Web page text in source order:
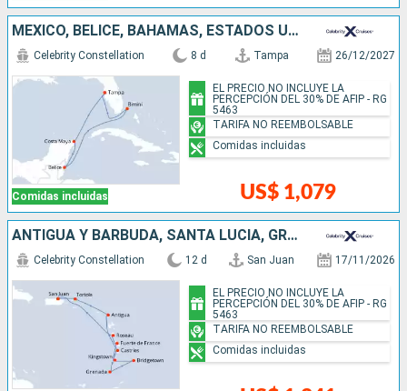
MÉXICO, BELICE, BAHAMAS, ESTADOS UNIDOS
Comidas incluidas
Celebrity Constellation 8 d Tampa 26/12/2027
US$ 1,079
EL PRECIO NO INCLUYE LA
PERCEPCIÓN DEL 30% DE AFIP - RG
5463
TARIFA NO REEMBOLSABLE
Comidas incluidas
ANTIGUA Y BARBUDA, SANTA LUCIA, GRENADA, BARBADOS, SAN VINCENT Y LAS GRANADINAS, DOMINICA, PUERTO RICO
Celebrity Constellation 12 d San Juan 17/11/2026
EL PRECIO NO INCLUYE LA
PERCEPCIÓN DEL 30% DE AFIP - RG
5463
TARIFA NO REEMBOLSABLE
Comidas incluidas